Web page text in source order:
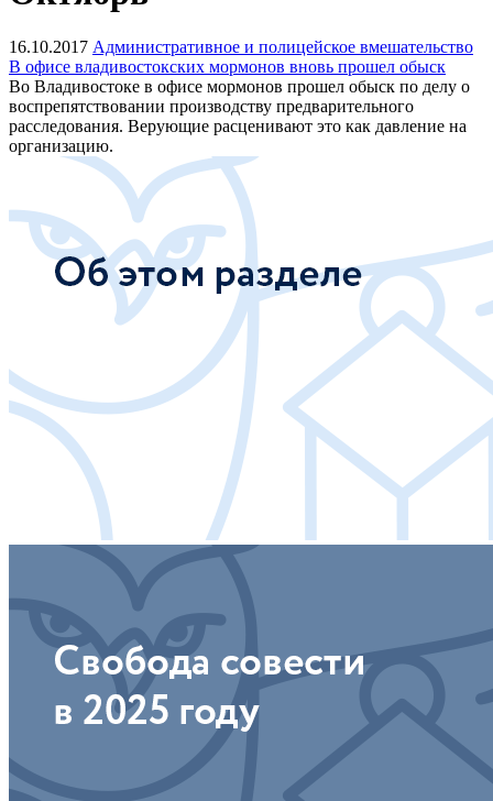
16.10.2017 Административное и полицейское вмешательство
В офисе владивостокских мормонов вновь прошел обыск
Во Владивостоке в офисе мормонов прошел обыск по делу о
воспрепятствовании производству предварительного
расследования. Верующие расценивают это как давление на
организацию.